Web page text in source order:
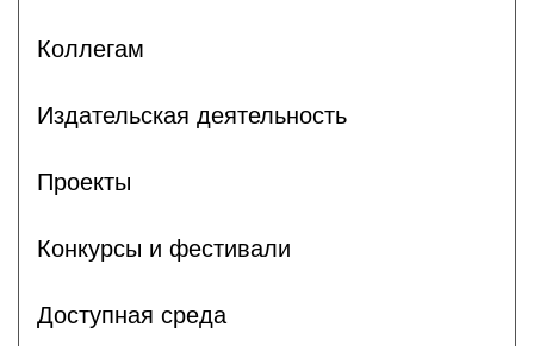
Коллегам
Издательская деятельность
Проекты
Конкурсы и фестивали
Доступная среда